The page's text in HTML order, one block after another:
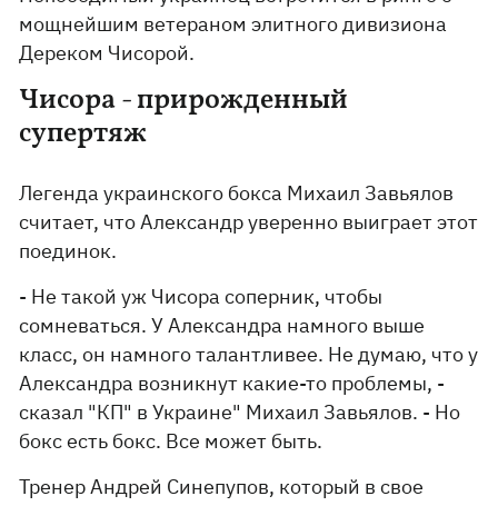
мощнейшим ветераном элитного дивизиона
Дереком Чисорой.
Чисора - прирожденный
супертяж
Легенда украинского бокса Михаил Завьялов
считает, что Александр уверенно выиграет этот
поединок.
- Не такой уж Чисора соперник, чтобы
сомневаться. У Александра намного выше
класс, он намного талантливее. Не думаю, что у
Александра возникнут какие-то проблемы, -
сказал "КП" в Украине" Михаил Завьялов. - Но
бокс есть бокс. Все может быть.
Тренер Андрей Синепупов, который в свое